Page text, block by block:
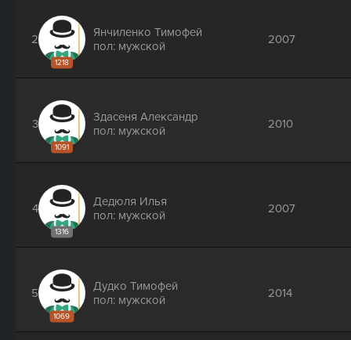
2
1218
Янчиленко Тимофей
пол: мужской
2007
3
1091
Здасеня Александр
пол: мужской
2010
4
1316
Дедюля Илья
пол: мужской
2007
5
1069
Дудко Тимофей
пол: мужской
2014